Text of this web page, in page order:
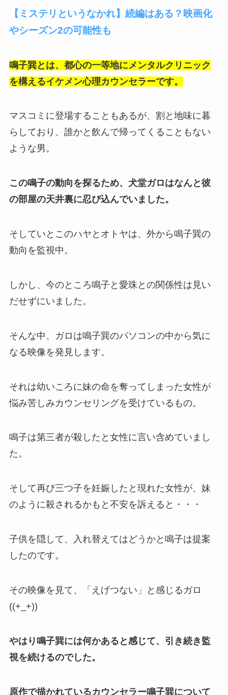
【ミステリというなかれ】続編はある？映画化
やシーズン2の可能性も
鳴子巽とは、都心の一等地にメンタルクリニック
を構えるイケメン心理カウンセラーです。
マスコミに登場することもあるが、割と地味に暮
らしており、誰かと飲んで帰ってくることもない
ような男。
この鳴子の動向を探るため、犬堂ガロはなんと彼
の部屋の天井裏に忍び込んでいました。
そしていとこのハヤとオトヤは、外から鳴子巽の
動向を監視中。
しかし、今のところ鳴子と愛珠との関係性は見い
だせずにいました。
そんな中、ガロは鳴子巽のパソコンの中から気に
なる映像を発見します。
それは幼いころに妹の命を奪ってしまった女性が
悩み苦しみカウンセリングを受けているもの。
鳴子は第三者が殺したと女性に言い含めていまし
た。
そして再び三つ子を妊娠したと現れた女性が、妹
のように殺されるかもと不安を訴えると・・・
子供を隠して、入れ替えてはどうかと鳴子は提案
したのです。
その映像を見て、「えげつない」と感じるガロ
((+_+))
やはり鳴子巽には何かあると感じて、引き続き監
視を続けるのでした。
原作で描かれているカウンセラー鳴子巽について